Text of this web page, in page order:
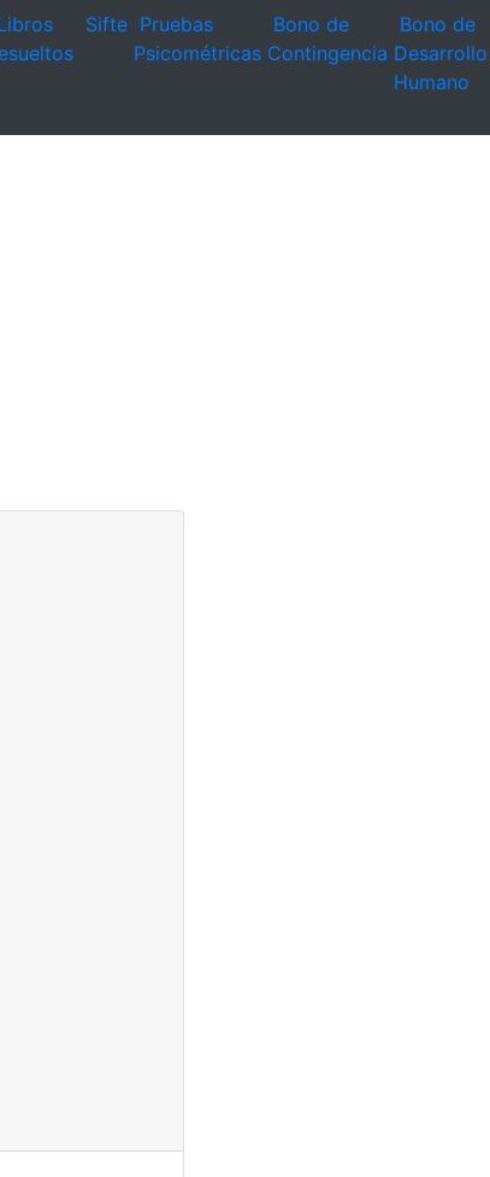
Sifte Pruebas
Psicométricas
Bono de
Contingencia
Bono de
Desarrollo
Humano